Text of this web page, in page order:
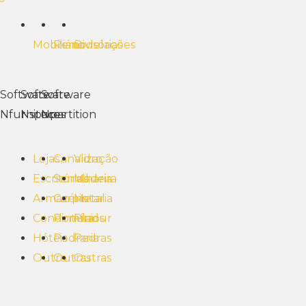
Mobiliário
Software
Nfurniture
Lojas
Escritórios
Armazéns
Condomínios
Hóteis
Outro
Remodelações
Software
Nspaces
Canalização
Serralharia
Carpintaria
Pintura
Pedraria
Outras
Divisórias
Software
Npartition
Vidro
Madeira
Metal
Pladur
Pedras
Outras